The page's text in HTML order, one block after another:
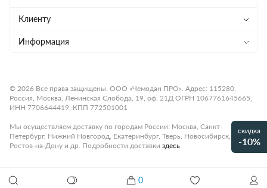
0
Сумка женская DELSEY CROISIERE 00290134215
Чемоданы
Рюкзаки
Аксессуары
Премиум
Акции и распродажи
Клиенту
Магазины
Гарантия и возврат
Карьера
Информация
Программа лояльности
Подарочные карты
Статьи
Контакты
Как настроить кодовый замок
© 2026 Все права защищены. ООО «Чемодан ПРО». Адрес: 115280,
Россия, Москва, Ленинская Слобода, 19, оф. 21Д ОГРН 1067761645665,
ИНН 7706644419, КПП 772501001
Мы осуществляем доставку по городам России: Москва, Санкт-
Петербург, Нижний Новгород, Екатеринбург, Тверь, Новосибирск,
Ростов-на-Дону и др. Подробности доставки здесь
скидка
-10%